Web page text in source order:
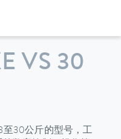
VS 30
至30公斤的型号，工